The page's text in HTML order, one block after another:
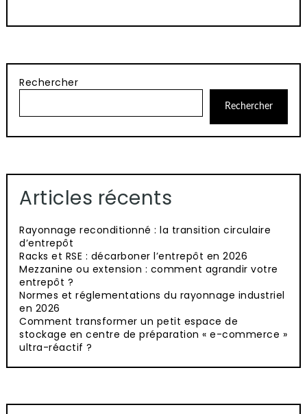
Rechercher
Rechercher
Articles récents
Rayonnage reconditionné : la transition circulaire
d’entrepôt
Racks et RSE : décarboner l’entrepôt en 2026
Mezzanine ou extension : comment agrandir votre
entrepôt ?
Normes et réglementations du rayonnage industriel
en 2026
Comment transformer un petit espace de
stockage en centre de préparation « e-commerce »
ultra-réactif ?